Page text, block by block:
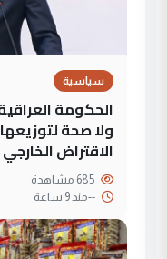
سياسية
الحكومة
الاقتراض الخارجي
--منذ 9 ساعة